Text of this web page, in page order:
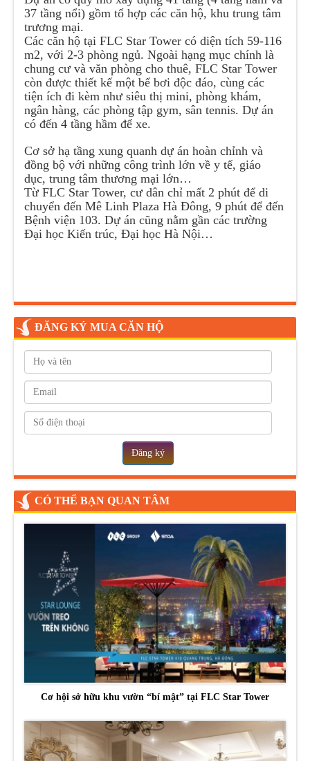
37 tầng nổi) gồm tổ hợp các căn hộ, khu trung tâm
trương mại.
Các căn hộ tại FLC Star Tower có diện tích 59-116
m2, với 2-3 phòng ngủ. Ngoài hạng mục chính là
chung cư và văn phòng cho thuê, FLC Star Tower
còn được thiết kế một bể bơi độc đáo, cùng các
tiện ích đi kèm như siêu thị mini, phòng khám,
ngân hàng, các phòng tập gym, sân tennis. Dự án
có đến 4 tầng hầm để xe.
Cơ sở hạ tầng xung quanh dự án hoàn chỉnh và
đồng bộ với những công trình lớn về y tế, giáo
dục, trung tâm thương mại lớn…
Từ FLC Star Tower, cư dân chỉ mất 2 phút để di
chuyển đến Mê Linh Plaza Hà Đông, 9 phút để đến
Bệnh viện 103. Dự án cũng nằm gần các trường
Đại học Kiến trúc, Đại học Hà Nội…
ĐĂNG KÝ MUA CĂN HỘ
Đăng ký
CÓ THỂ BẠN QUAN TÂM
Cơ hội sở hữu khu vườn “bí mật” tại FLC Star Tower